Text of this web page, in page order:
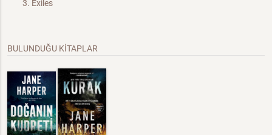
Exiles
BULUNDUĞU KİTAPLAR